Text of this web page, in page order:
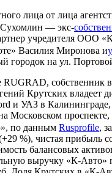
лица от лица
Сухомлин — экс-
учредителя ООО
Василия Миронова и
городок на ул.
RUGRAD, собственник
Крутских владеет
и УАЗ в Калининграде,
Московском проспекте,
по данным Rusprofile,
%), чистая прибыль
балансовых
выручку «К-Авто»